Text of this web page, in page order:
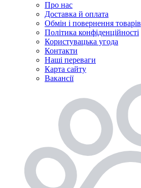
Про нас
Доставка й оплата
Обмін і повернення товарів
Політика конфіденційності
Користувацька угода
Контакти
Наші переваги
Карта сайту
Вакансії